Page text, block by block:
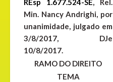
REsp 1.677.524-SE, Rel.
Min. Nancy Andrighi, por
unanimidade, julgado em
3/8/2017, DJe
10/8/2017.
RAMO DO DIREITO
TEMA